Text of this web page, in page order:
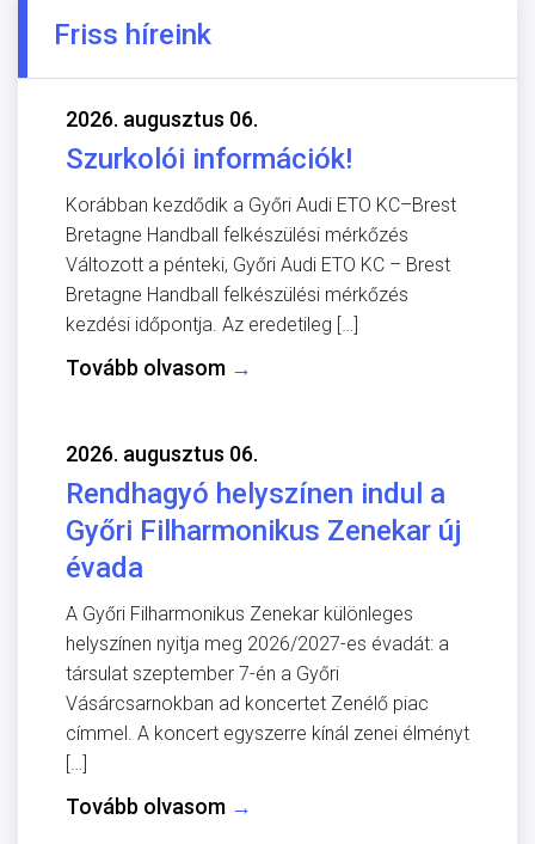
Friss híreink
2026. augusztus 06.
Szurkolói információk!
Korábban kezdődik a Győri Audi ETO KC–Brest
Bretagne Handball felkészülési mérkőzés
Változott a pénteki, Győri Audi ETO KC – Brest
Bretagne Handball felkészülési mérkőzés
kezdési időpontja. Az eredetileg […]
Tovább olvasom →
2026. augusztus 06.
Rendhagyó helyszínen indul a
Győri Filharmonikus Zenekar új
évada
A Győri Filharmonikus Zenekar különleges
helyszínen nyitja meg 2026/2027-es évadát: a
társulat szeptember 7-én a Győri
Vásárcsarnokban ad koncertet Zenélő piac
címmel. A koncert egyszerre kínál zenei élményt
[…]
Tovább olvasom →